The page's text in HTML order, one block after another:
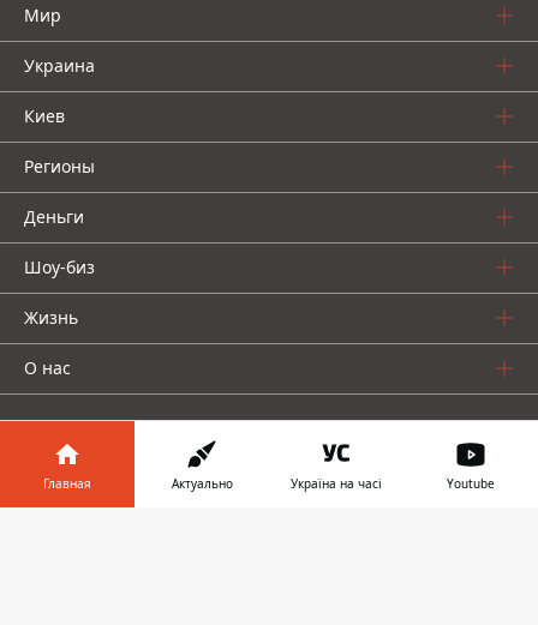
Мир
Украина
Киев
Регионы
Деньги
Шоу-биз
Жизнь
О нас
Главная Актуально Україна на часі Youtube